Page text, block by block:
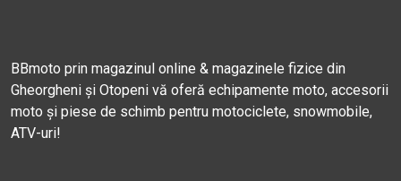
BBmoto prin magazinul online & magazinele fizice din
Gheorgheni și Otopeni vă oferă echipamente moto, accesorii
moto și piese de schimb pentru motociclete, snowmobile,
ATV-uri!